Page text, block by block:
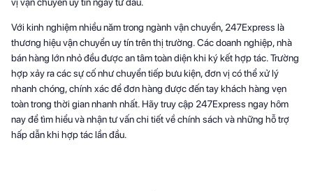
vị vận chuyển uy tín ngay từ đầu.
Với kinh nghiệm nhiều năm trong ngành vận chuyển, 247Express là
thương hiệu vận chuyển uy tín trên thị trường. Các doanh nghiệp, nhà
bán hàng lớn nhỏ đều được an tâm toàn diện khi ký kết hợp tác. Trường
hợp xảy ra các sự cố như chuyển tiếp bưu kiện, đơn vị có thể xử lý
nhanh chóng, chính xác để đơn hàng được đến tay khách hàng vẹn
toàn trong thời gian nhanh nhất. Hãy truy cập 247Express ngay hôm
nay để tìm hiểu và nhận tư vấn chi tiết về chính sách và những hỗ trợ
hấp dẫn khi hợp tác lần đầu.